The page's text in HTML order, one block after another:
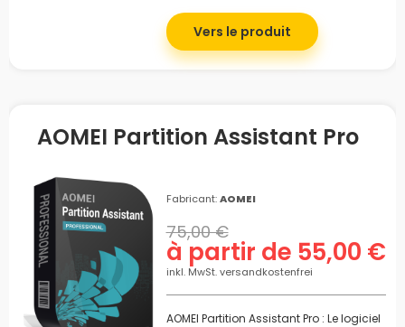
Vers le produit
AOMEI Partition Assistant Pro
Fabricant:AOMEI
à partir de 55,00 €
75,00 €
inkl. MwSt. versandkostenfrei
AOMEI Partition Assistant Pro : Le logiciel